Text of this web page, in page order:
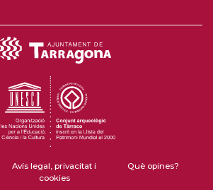
Avís legal, privacitat i
cookies
Què opines?